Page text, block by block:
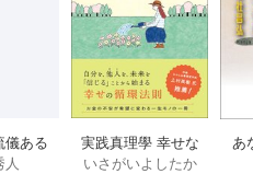
儀ある
しの5
人
実践真理學 幸せな
お金の使い方編 1巻
いさがいよしたか
あ